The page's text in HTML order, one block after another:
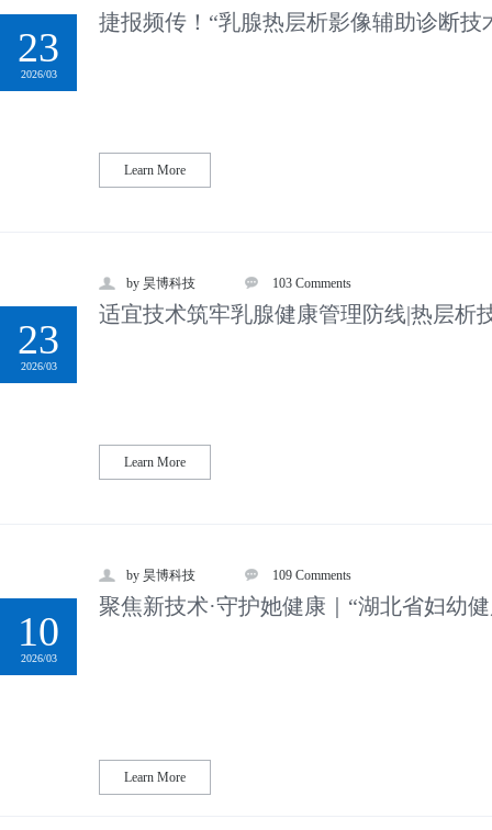
23
2026/03
捷报频传！“乳腺热层析影像辅助诊断
Learn More
23
2026/03
by 昊博科技 103 Comments
适宜技术筑牢乳腺健康管理防线|热层析
Learn More
10
2026/03
by 昊博科技 109 Comments
聚焦新技术·守护她健康｜“湖北省妇幼
Learn More